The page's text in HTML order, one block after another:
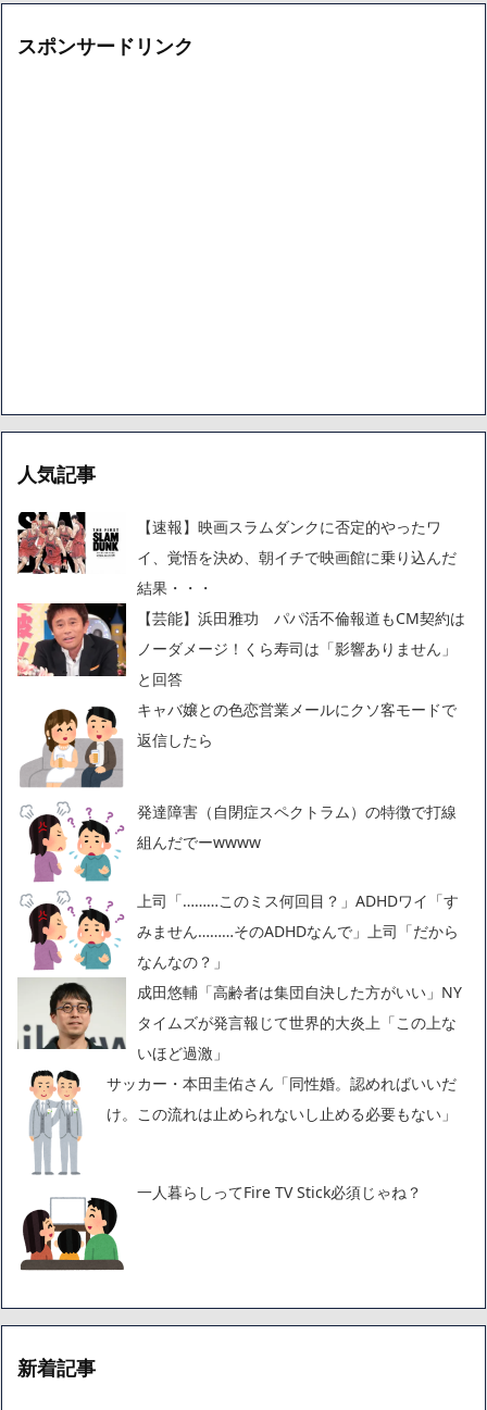
スポンサードリンク
人気記事
【速報】映画スラムダンクに否定的やったワ
イ、覚悟を決め、朝イチで映画館に乗り込んだ
結果・・・
【芸能】浜田雅功 パパ活不倫報道もCM契約は
ノーダメージ！くら寿司は「影響ありません」
と回答
キャバ嬢との色恋営業メールにクソ客モードで
返信したら
発達障害（自閉症スペクトラム）の特徴で打線
組んだでーwwww
上司「………このミス何回目？」ADHDワイ「す
みません………そのADHDなんで」上司「だから
なんなの？」
成田悠輔「高齢者は集団自決した方がいい」NY
タイムズが発言報じて世界的大炎上「この上な
いほど過激」
サッカー・本田圭佑さん「同性婚。認めればいいだ
け。この流れは止められないし止める必要もない」
一人暮らしってFire TV Stick必須じゃね？
新着記事